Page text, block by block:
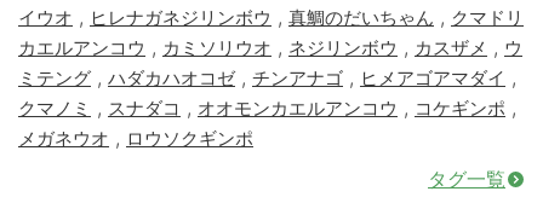
イウオ , ヒレナガネジリンボウ , 真鯛のだいちゃん , クマドリ
カエルアンコウ , カミソリウオ , ネジリンボウ , カスザメ , ウ
ミテング , ハダカハオコゼ, チンアナゴ , ヒメアゴアマダイ ,
クマノミ , スナダコ , オオモンカエルアンコウ , コケギンポ ,
メガネウオ , ロウソクギンポ
タグ一覧